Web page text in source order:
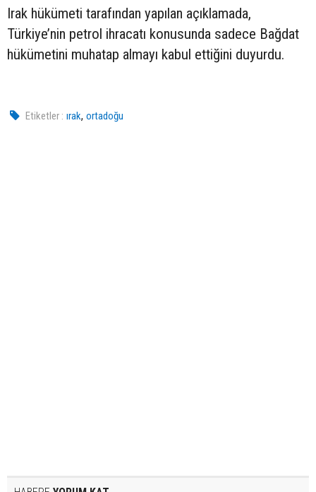
Irak hükümeti tarafından yapılan açıklamada,
Türkiye’nin petrol ihracatı konusunda sadece Bağdat
hükümetini muhatap almayı kabul ettiğini duyurdu.
Etiketler : ırak,ortadoğu